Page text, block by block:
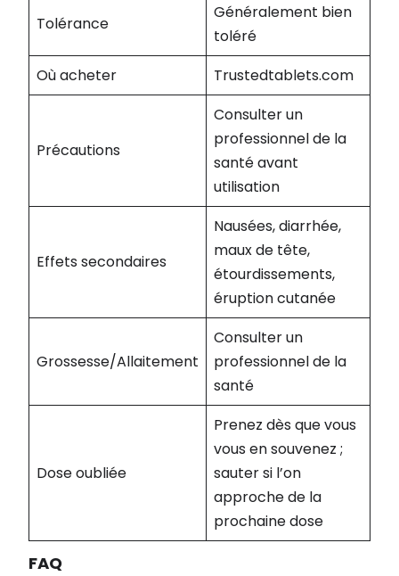
Tolérance
Généralement bien
toléré
Où acheter
Trustedtablets.com
Précautions
Consulter un
professionnel de la
santé avant
utilisation
Effets secondaires
Nausées, diarrhée,
maux de tête,
étourdissements,
éruption cutanée
Grossesse/Allaitement
Consulter un
professionnel de la
santé
Dose oubliée
Prenez dès que vous
vous en souvenez ;
sauter si l’on
approche de la
prochaine dose
FAQ